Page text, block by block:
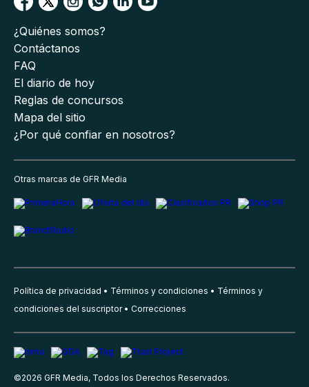
¿Quiénes somos?
Contáctanos
FAQ
El diario de hoy
Reglas de concursos
Mapa del sitio
¿Por qué confiar en nosotros?
Otras marcas de GFR Media
Política de privacidad Términos y condiciones
Términos y
condiciones del suscriptor
Correcciones
©2026 GFR Media, Todos los Derechos Reservados.